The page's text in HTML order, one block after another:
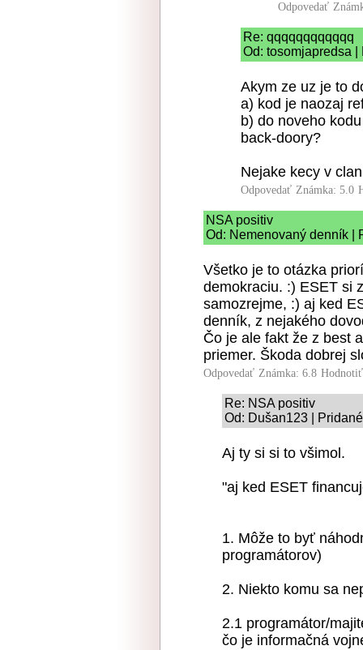
Odpovedať
Re: qqqqqqqqqqqq
Od: tosomjapredsa
Akym ze uz je to
a) kod je naozaj
b) do noveho
back-doory?
Nejake kecy v
Odpovedať Známka: 5.0
NSA positiv
Od: Nemenovaný denník |
Všetko je to otázka
demokraciu. :) ESET si
samozrejme, :) aj ked
denník, z nejakého
Čo je ale fakt že z best
priemer. Škoda dobrej
Odpovedať Známka: 6.8
Re: NSA positiv
Od: Dušan123 |
Aj ty si si to všimol.
"aj ked ESET
1. Môže to byť
programátorov)
2. Niekto komu sa
2.1 programátor/
čo je informačná